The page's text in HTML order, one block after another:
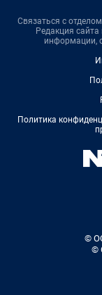
Связаться с
Редакция сайта
информации,
Политика
©
©